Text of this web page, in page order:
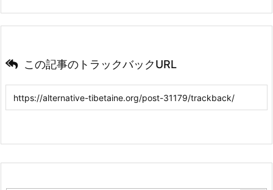
この記事のトラックバックURL